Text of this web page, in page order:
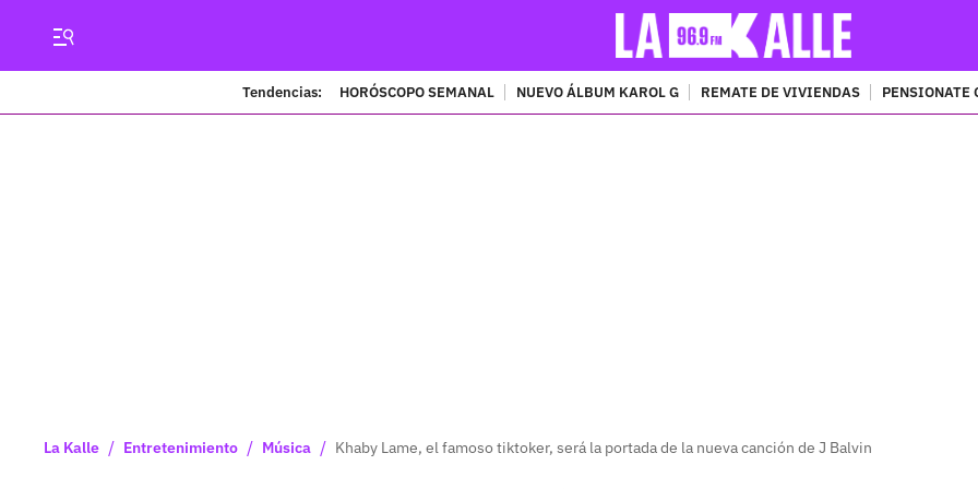
Tendencias: HORÓSCOPO SEMANAL NUEVO ÁLBUM KAROL G REMATE DE VIVIENDAS PENSIONATE
La Kalle / Entretenimiento / Música / Khaby Lame, el famoso tiktoker, será la portada de la nueva canción de J Balvin